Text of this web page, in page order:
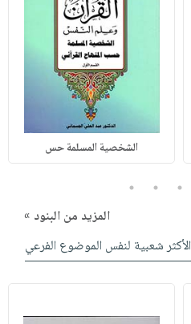
الشخصية المسلمة حس
3
4
5
المزيد من البنود »
الأكثر شعبية لنفس الموضوع الفرعي